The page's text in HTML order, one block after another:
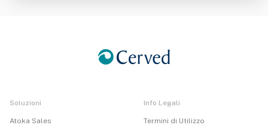
Soluzioni
Atoka Sales
Info Legali
Termini di Utilizzo